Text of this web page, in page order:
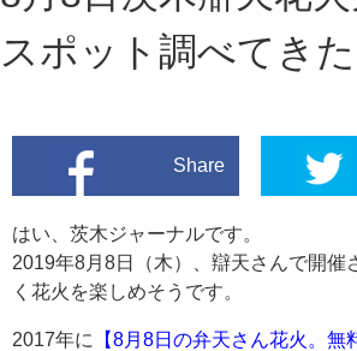
スポット調べてきた
Share
はい、茨木ジャーナルです。
2019年8月8日（木）、辯天さんで開
く花火を楽しめそうです。
2017年に 【8月8日の弁天さん花火。無